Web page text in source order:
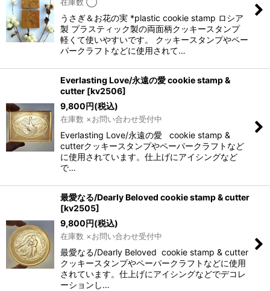
在庫数 ◯
うさぎ＆お花の実 *plastic cookie stamp ロシア
製 プラスティック製の両面柄クッキースタンプ
軽くて使いやすいです。 クッキースタンプやペー
パークラフトなどに使用されて…
Everlasting Love/永遠の愛 cookie stamp &
cutter [kv2506]
9,800円(税込)
在庫数 ×お問い合わせ受付中
Everlasting Love/永遠の愛 cookie stamp &
cutterクッキースタンプやペーパークラフトなど
に使用されています。仕上げにアイシングなど
で…
最愛なる/Dearly Beloved cookie stamp & cutter
[kv2505]
9,800円(税込)
在庫数 ×お問い合わせ受付中
最愛なる/Dearly Beloved cookie stamp & cutter
クッキースタンプやペーパークラフトなどに使用
されています。仕上げにアイシングなどでデコレ
ーションし…